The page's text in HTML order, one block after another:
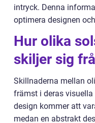
intryck. Denna
optimera designen
Hur olika
skiljer sig
Skillnaderna mellan
främst i deras
design kommer att
medan en abstrakt